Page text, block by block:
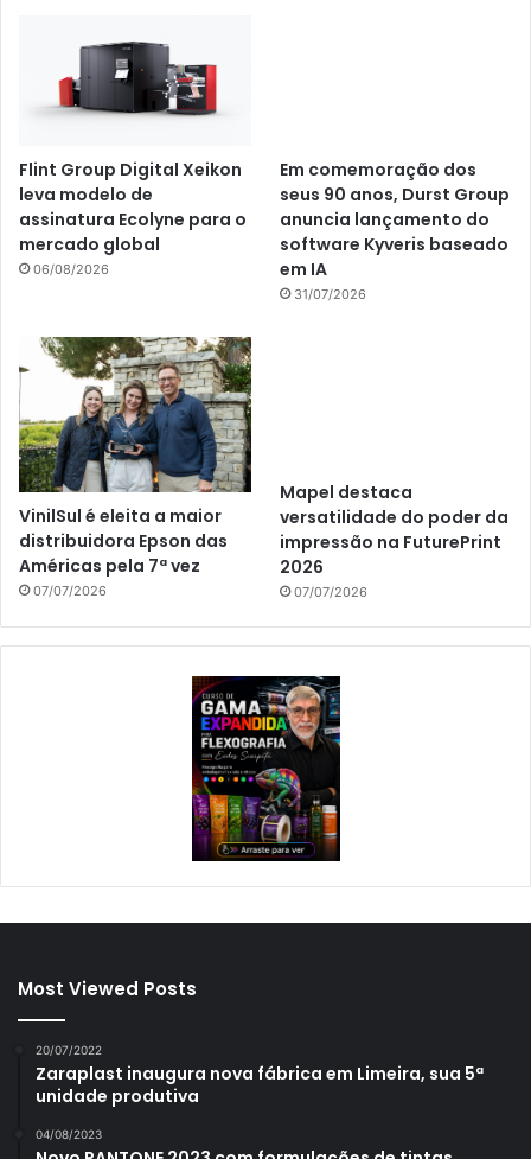
Flint Group Digital Xeikon
leva modelo de
assinatura Ecolyne para o
mercado global
06/08/2026
Em comemoração dos
seus 90 anos, Durst Group
anuncia lançamento do
software Kyveris baseado
em IA
31/07/2026
VinilSul é eleita a maior
distribuidora Epson das
Américas pela 7ª vez
07/07/2026
Mapel destaca
versatilidade do poder da
impressão na FuturePrint
2026
07/07/2026
Most Viewed Posts
20/07/2022
Zaraplast inaugura nova fábrica em Limeira, sua 5ª
unidade produtiva
04/08/2023